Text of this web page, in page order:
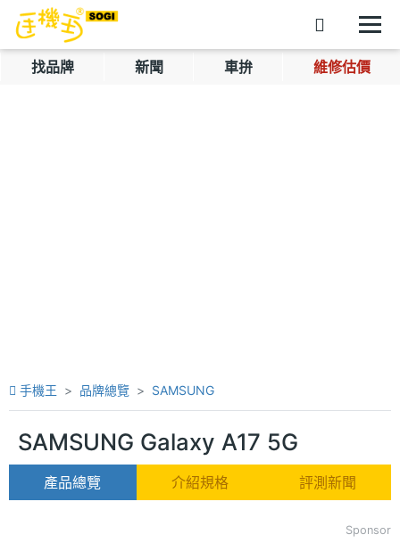
找品牌 新聞 車拚 維修估價
手機王 品牌總覽 SAMSUNG
SAMSUNG Galaxy A17 5G
產品總覽 介紹規格 評測新聞
Sponsor